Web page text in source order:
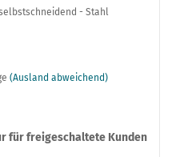
- Stahl
(Ausland abweichend)
für freigeschaltete Kunden